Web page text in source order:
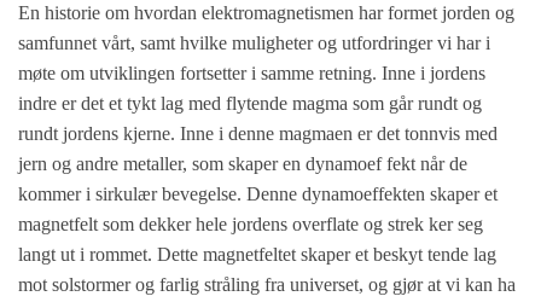
En historie om hvordan elektromagnetismen har formet jorden og
samfunnet vårt, samt hvilke muligheter og utfordringer vi har i
møte om utviklingen fortsetter i samme retning. Inne i jordens
indre er det et tykt lag med flytende magma som går rundt og
rundt jordens kjerne. Inne i denne magmaen er det tonnvis med
jern og andre metaller, som skaper en dynamoef fekt når de
kommer i sirkulær bevegelse. Denne dynamoeffekten skaper et
magnetfelt som dekker hele jordens overflate og strek ker seg
langt ut i rommet. Dette magnetfeltet skaper et beskyt tende lag
mot solstormer og farlig stråling fra universet, og gjør at vi kan ha